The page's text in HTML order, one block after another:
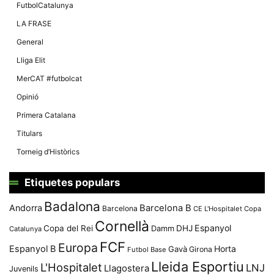
FutbolCatalunya
LA FRASE
General
Lliga Elit
MerCAT #futbolcat
Opinió
Primera Catalana
Titulars
Torneig d’Històrics
Etiquetes populars
Andorra Badalona Barcelona Barcelona B CE L'Hospitalet Copa
Catalunya Copa del Rei Cornellà Damm DHJ Espanyol
Espanyol B Europa FCF Futbol Base Gavà Girona Horta
Juvenils L'Hospitalet Llagostera Lleida Esportiu LNJ